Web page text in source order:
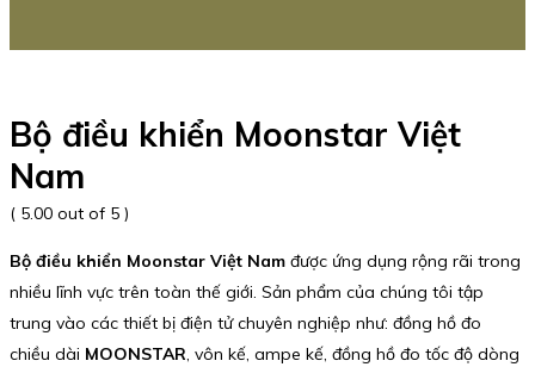
Bộ điều khiển Moonstar Việt
Nam
( 5.00 out of 5 )
Bộ điều khiển Moonstar Việt Nam được ứng dụng rộng rãi trong
nhiều lĩnh vực trên toàn thế giới. Sản phẩm của chúng tôi tập
trung vào các thiết bị điện tử chuyên nghiệp như: đồng hồ đo
chiều dài MOONSTAR, vôn kế, ampe kế, đồng hồ đo tốc độ dòng